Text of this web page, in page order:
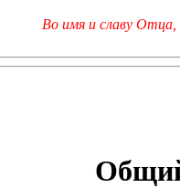
Во имя и славу Отца,